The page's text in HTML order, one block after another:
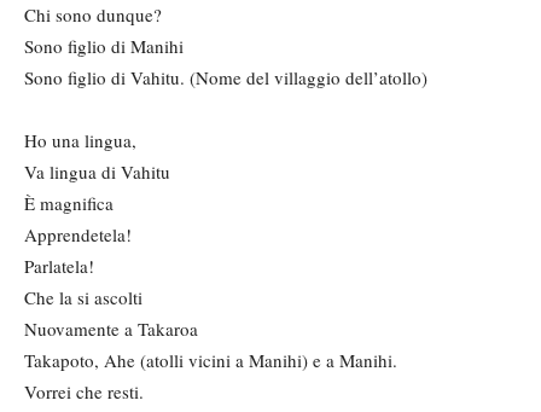
Chi sono dunque?
Sono figlio di Manihi
Sono figlio di Vahitu. (Nome del villaggio dell’atollo)
Ho una lingua,
Va lingua di Vahitu
È magnifica
Apprendetela!
Parlatela!
Che la si ascolti
Nuovamente a Takaroa
Takapoto, Ahe (atolli vicini a Manihi) e a Manihi.
Vorrei che resti.